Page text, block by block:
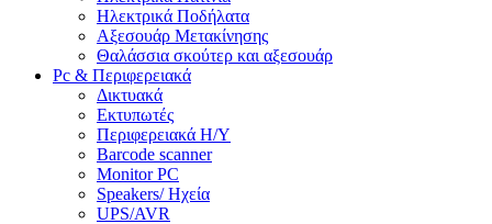
Ηλεκτρικά Ποδήλατα
Αξεσουάρ Μετακίνησης
Θαλάσσια σκούτερ και αξεσουάρ
Pc & Περιφερειακά
Δικτυακά
Εκτυπωτές
Περιφερειακά Η/Υ
Barcode scanner
Monitor PC
Speakers/ Ηχεία
UPS/AVR